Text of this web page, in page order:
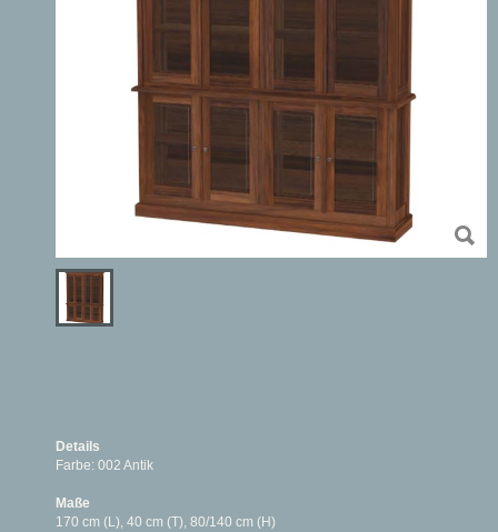
Details
Farbe: 002 Antik
Maße
170 cm (L), 40 cm (T), 80/140 cm (H)